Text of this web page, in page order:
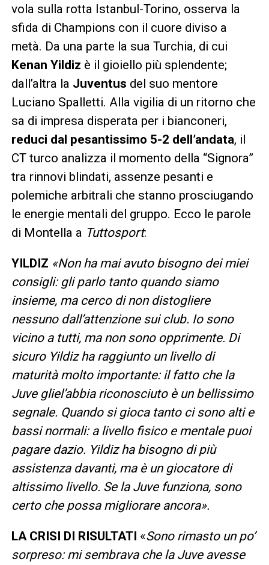
vola sulla rotta Istanbul-Torino, osserva la
sfida di Champions con il cuore diviso a
metà. Da una parte la sua Turchia, di cui
Kenan Yildiz è il gioiello più splendente;
dall’altra la Juventus del suo mentore
Luciano Spalletti. Alla vigilia di un ritorno che
sa di impresa disperata per i bianconeri,
reduci dal pesantissimo 5-2 dell’andata, il
CT turco analizza il momento della “Signora”
tra rinnovi blindati, assenze pesanti e
polemiche arbitrali che stanno prosciugando
le energie mentali del gruppo. Ecco le parole
di Montella a Tuttosport:
YILDIZ «Non ha mai avuto bisogno dei miei
consigli: gli parlo tanto quando siamo
insieme, ma cerco di non distogliere
nessuno dall’attenzione sui club. Io sono
vicino a tutti, ma non sono opprimente. Di
sicuro Yildiz ha raggiunto un livello di
maturità molto importante: il fatto che la
Juve gliel’abbia riconosciuto è un bellissimo
segnale. Quando si gioca tanto ci sono alti e
bassi normali: a livello fisico e mentale puoi
pagare dazio. Yildiz ha bisogno di più
assistenza davanti, ma è un giocatore di
altissimo livello. Se la Juve funziona, sono
certo che possa migliorare ancora».
LA CRISI DI RISULTATI «Sono rimasto un po’
sorpreso: mi sembrava che la Juve avesse